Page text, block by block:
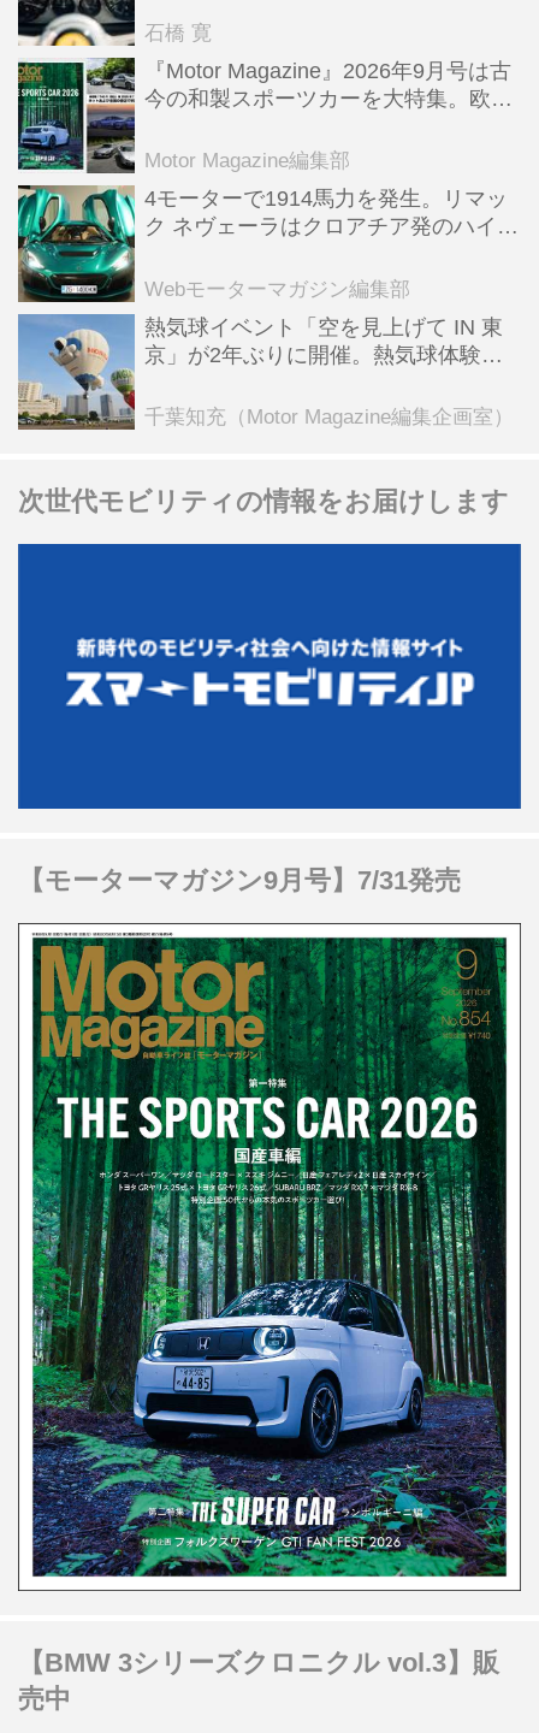
石橋 寛
『Motor Magazine』2026年9月号は古
今の和製スポーツカーを大特集。欧州
Motor Magazine編集部
4モーターで1914馬力を発生。リマッ
ク ネヴェーラはクロアチア発のハイパ
全版／115】
Webモーターマガジン編集部
熱気球イベント「空を見上げて IN 東
京」が2年ぶりに開催。熱気球体験搭
ンテンツも
千葉知充（Motor Magazine編集企画室）
次世代モビリティの情報をお届けします
【モーターマガジン9月号】7/31発売
【BMW 3シリーズクロニクル vol.3】販
売中